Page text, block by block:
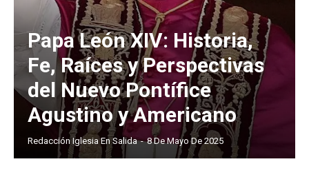
Papa León XIV: Historia,
Fe, Raíces y Perspectivas
del Nuevo Pontífice
Agustino y Americano
Redacción Iglesia En Salida - 8 De Mayo De 2025